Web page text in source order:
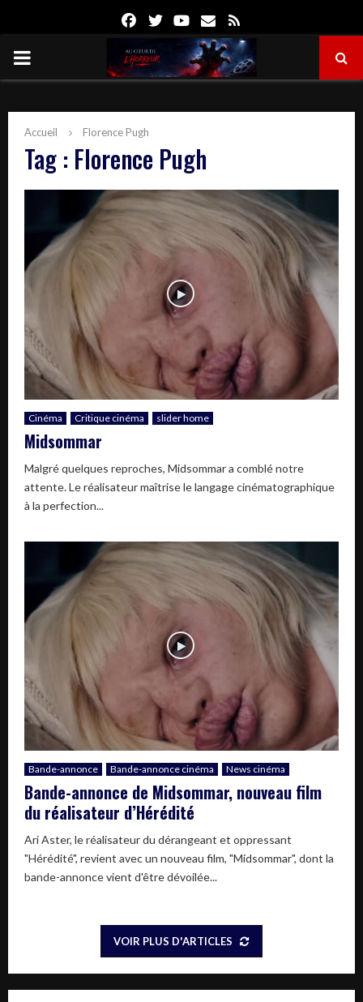
FacebookTwitterYoutube
Email
PRIMARY
Accueil Florence Pugh
Tag : Florence Pugh
Cinéma Critique cinéma slider home
Midsommar
Malgré quelques reproches, Midsommar a comblé notre
attente. Le réalisateur maîtrise le langage cinématographique
à la perfection...
Bande-annonce Bande-annonce cinéma News cinéma
Bande-annonce de Midsommar, nouveau film
du réalisateur d’Hérédité
Ari Aster, le réalisateur du dérangeant et oppressant
"Hérédité", revient avec un nouveau film, "Midsommar", dont la
bande-annonce vient d'être dévoilée...
VOIR PLUS D'ARTICLES